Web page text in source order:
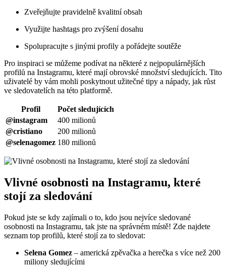
Zveřejňujte pravidelně kvalitní obsah
Využijte hashtags pro zvýšení dosahu
Spolupracujte s jinými profily a pořádejte soutěže
Pro inspiraci se můžeme podívat na některé z nejpopulárnějších
profilů na Instagramu, které mají obrovské množství sledujících. Tito
uživatelé by vám mohli poskytnout užitečné tipy a nápady, jak růst
ve sledovatelích na této platformě.
Profil
Počet sledujících
@instagram
400 milionů
@cristiano
200 milionů
@selenagomez 180 milionů
Vlivné osobnosti na Instagramu, které
stojí za sledování
Pokud jste se kdy zajímali o to, kdo jsou nejvíce sledované
osobnosti na Instagramu, tak jste na správném místě! Zde najdete
seznam top profilů, které stojí za to sledovat:
Selena Gomez – americká zpěvačka a herečka s více než 200
miliony sledujícími